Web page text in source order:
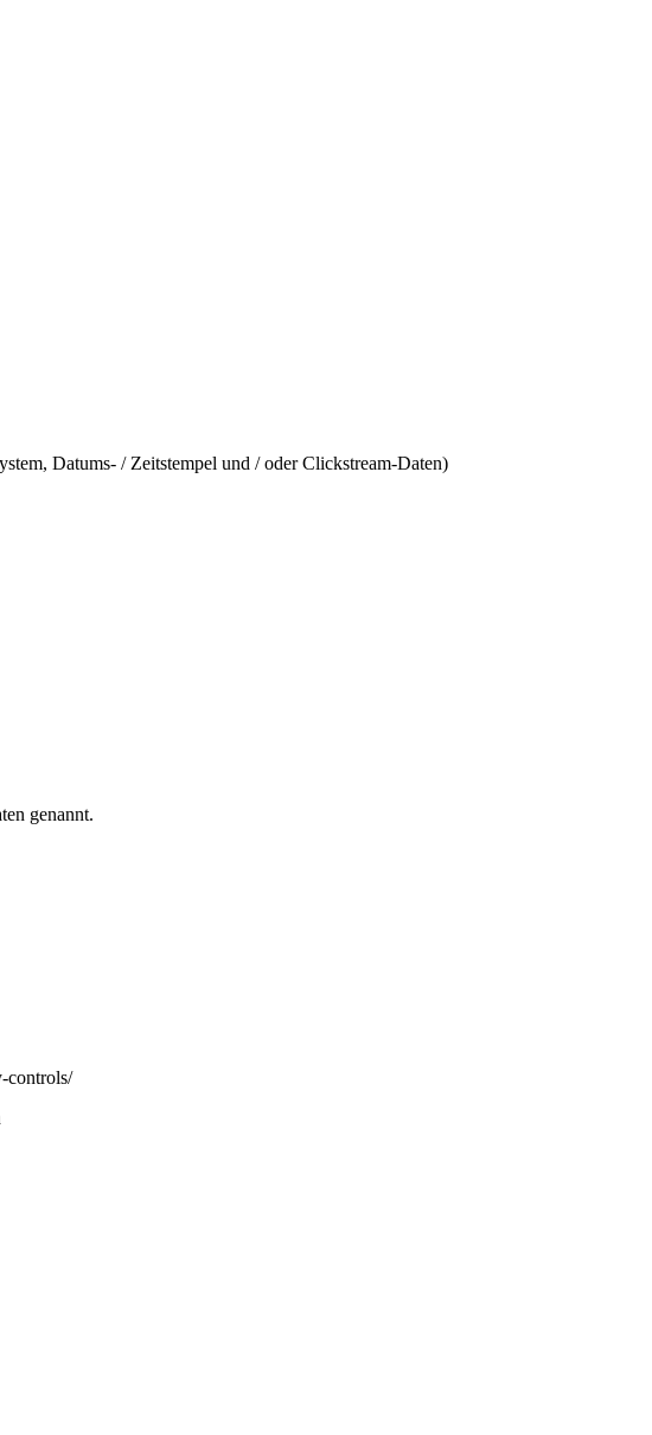
Datums- / Zeitstempel und / oder Clickstream-Daten)
genannt.
controls/